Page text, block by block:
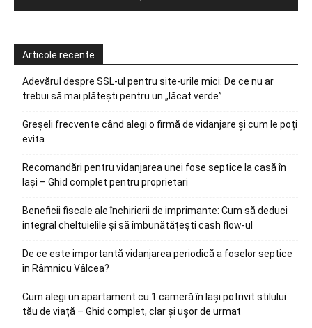
Articole recente
Adevărul despre SSL-ul pentru site-urile mici: De ce nu ar
trebui să mai plătești pentru un „lăcat verde”
Greșeli frecvente când alegi o firmă de vidanjare și cum le poți
evita
Recomandări pentru vidanjarea unei fose septice la casă în
Iași – Ghid complet pentru proprietari
Beneficii fiscale ale închirierii de imprimante: Cum să deduci
integral cheltuielile și să îmbunătățești cash flow-ul
De ce este importantă vidanjarea periodică a foselor septice
în Râmnicu Vâlcea?
Cum alegi un apartament cu 1 cameră în Iași potrivit stilului
tău de viață – Ghid complet, clar și ușor de urmat